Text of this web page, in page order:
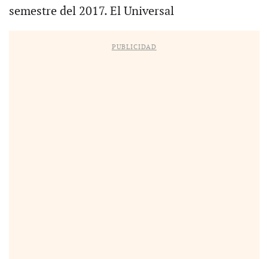
semestre del 2017. El Universal
PUBLICIDAD